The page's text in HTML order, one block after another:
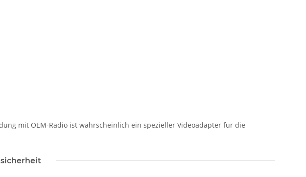
mit OEM-Radio ist wahrscheinlich ein spezieller Videoadapter für die